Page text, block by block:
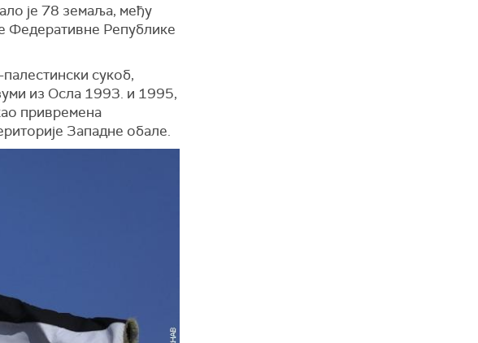
је 78 земаља, међу
Федеративне Републике
сукоб,
из Осла 1993. и 1995,
привремена
Западне обале.